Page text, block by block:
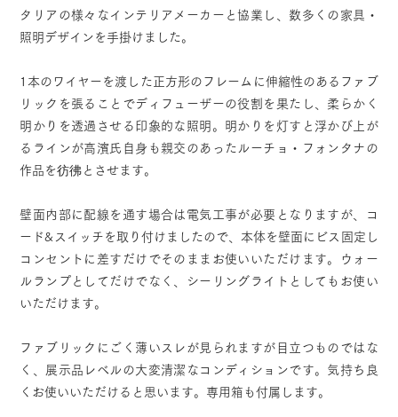
タリアの様々なインテリアメーカーと協業し、数多くの家具・
照明デザインを手掛けました。
1本のワイヤーを渡した正方形のフレームに伸縮性のあるファブ
リックを張ることでディフューザーの役割を果たし、柔らかく
明かりを透過させる印象的な照明。明かりを灯すと浮かび上が
るラインが高濱氏自身も親交のあったルーチョ・フォンタナの
作品を彷彿とさせます。
壁面内部に配線を通す場合は電気工事が必要となりますが、コ
ード&スイッチを取り付けましたので、本体を壁面にビス固定し
コンセントに差すだけでそのままお使いいただけます。ウォー
ルランプとしてだけでなく、シーリングライトとしてもお使い
いただけます。
ファブリックにごく薄いスレが見られますが目立つものではな
く、展示品レベルの大変清潔なコンディションです。気持ち良
くお使いいただけると思います。専用箱も付属します。